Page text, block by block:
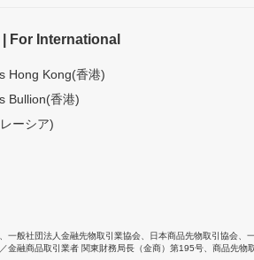
For International
Hong Kong(香港)
Bullion(香港)
ーシア)
一般社団法人金融先物取引業協会 日本商品先物取引協会
金融商品取引業者 関東財務局長（金商）第195号、商品先物